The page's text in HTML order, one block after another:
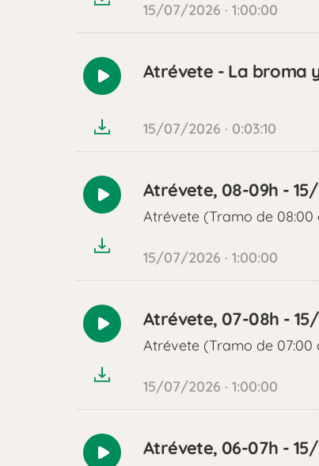
15/07/2026 · 1:00:00
Reproducir
Atrévete - La broma
15/07/2026 · 0:03:10
Reproducir
Atrévete, 08-09h -
Atrévete (Tramo de 08:00
15/07/2026 · 1:00:00
Reproducir
Atrévete, 07-08h -
Atrévete (Tramo de 07:00
15/07/2026 · 1:00:00
Reproducir
Atrévete, 06-07h -